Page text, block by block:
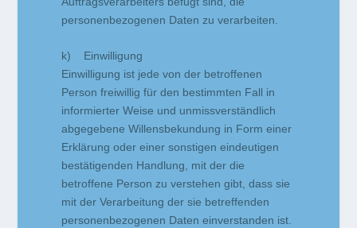
personenbezogenen Daten zu verarbeiten.
k) Einwilligung
Einwilligung ist jede von der betroffenen
Person freiwillig für den bestimmten Fall in
informierter Weise und unmissverständlich
abgegebene Willensbekundung in Form einer
Erklärung oder einer sonstigen eindeutigen
bestätigenden Handlung, mit der die
betroffene Person zu verstehen gibt, dass sie
mit der Verarbeitung der sie betreffenden
personenbezogenen Daten einverstanden ist.